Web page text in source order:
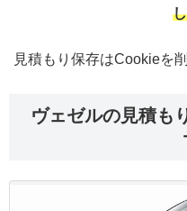
見積もり保存はCookieを
ヴェゼルの見積も